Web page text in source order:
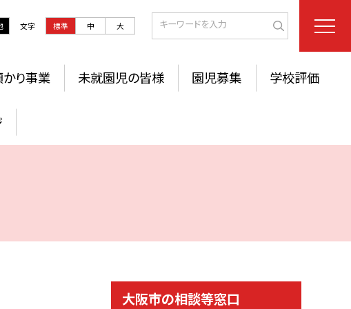
文字 標準 中 大
り事業 未就園児の皆様 園児募集 学校評価
大阪市の相談等窓口